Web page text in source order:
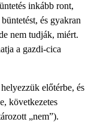
inkább ront,
és gyakran
nem tudják, miért.
a gazdi-cica
előtérbe, és
következetes
„nem”).